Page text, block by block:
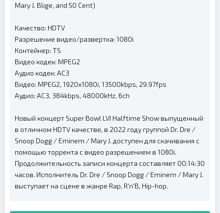
Mary J. Blige, and 50 Cent)
Качество: HDTV
Разрешение видео/развертка: 1080i
Контейнер: TS
Видео кодек: MPEG2
Аудио кодек: AC3
Видео: MPEG2, 1920x1080i, 13500kbps, 29.97fps
Аудио: AC3, 384kbps, 48000kHz, 6ch
Новый концерт Super Bowl LVI Halftime Show выпущенный
в отличном HDTV качестве, в 2022 году группой Dr. Dre /
Snoop Dogg / Eminem / Mary J. доступен для скачивания с
помощью торрента с видео разрешением в 1080i.
Продолжительность записи концерта составляет 00:14:30
часов. Исполнитель Dr. Dre / Snoop Dogg / Eminem / Mary J.
выступает на сцене в жанре Rap, R'n'B, Hip-hop.